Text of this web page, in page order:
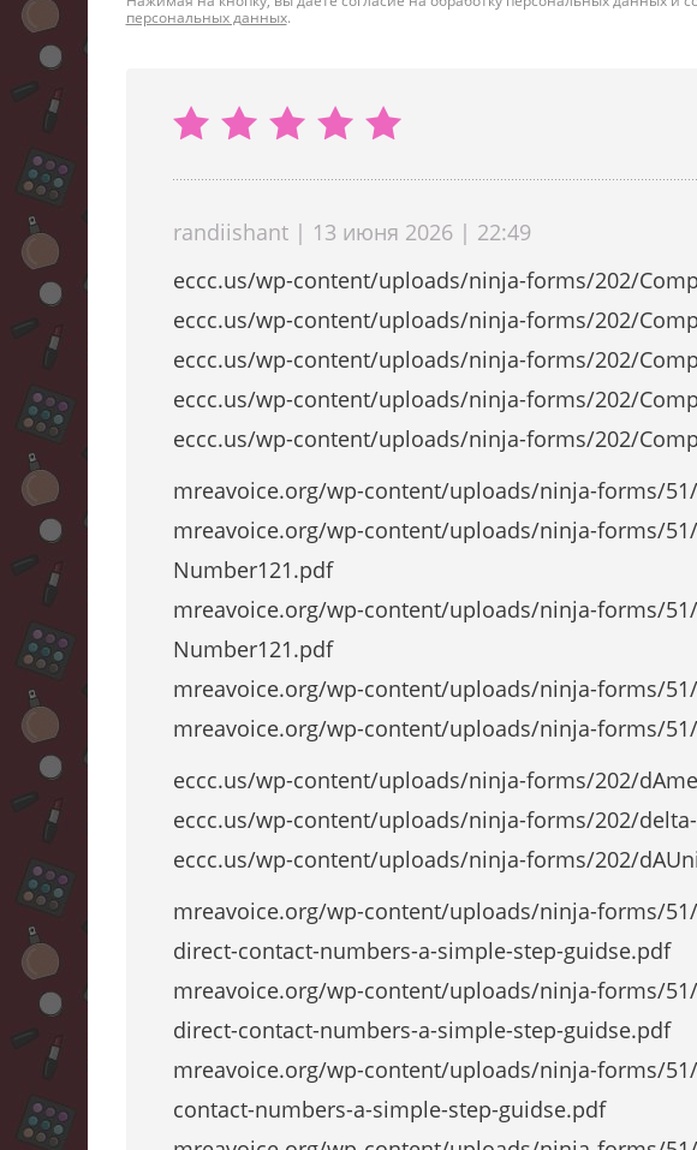
персональных данных.
randiishant | 13 июня 2026 | 22:49
eccc.us/wp-content/uploads/ninja-forms/202/
eccc.us/wp-content/uploads/ninja-forms/202/
eccc.us/wp-content/uploads/ninja-forms/202/
eccc.us/wp-content/uploads/ninja-forms/202/
eccc.us/wp-content/uploads/ninja-forms/202/
mreavoice.org/wp-content/uploads/ninja-forms/
mreavoice.org/wp-content/uploads/ninja-forms/51/
Number121.pdf
mreavoice.org/wp-content/uploads/ninja-forms/
Number121.pdf
mreavoice.org/wp-content/uploads/ninja-forms/
mreavoice.org/wp-content/uploads/ninja-forms/
eccc.us/wp-content/uploads/ninja-forms/202/
eccc.us/wp-content/uploads/ninja-forms/202/
eccc.us/wp-content/uploads/ninja-forms/202/
mreavoice.org/wp-content/uploads/ninja-forms/51/
direct-contact-numbers-a-simple-step-guidse.pdf
mreavoice.org/wp-content/uploads/ninja-forms/51/
direct-contact-numbers-a-simple-step-guidse.pdf
mreavoice.org/wp-content/uploads/ninja-forms/51/
contact-numbers-a-simple-step-guidse.pdf